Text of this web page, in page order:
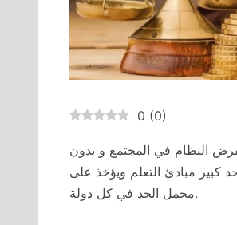
0 (0)
النظام في المجتمع و بدون
كبير مبادئ التعلم ويؤخذ على
محمل الجد في كل دولة.